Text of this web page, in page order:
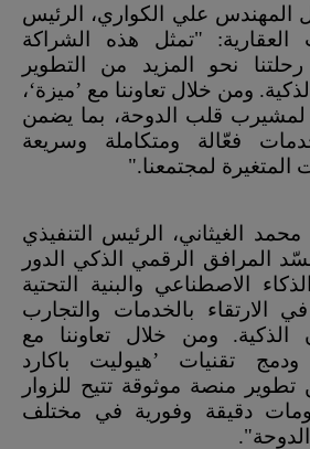
المهندس علي الكواري، الرئيس
العقارية: "تمثل هذه الشراكة
نحو المزيد من التطوير
ومن خلال تعاوننا مع ’ميزة‘،
لمشيرب قلب الدوحة، بما يضمن
فعّالة ومتكاملة وسريعة
المتغيرة لمجتمعنا."
الغيثاني، الرئيس التنفيذي
المرافق الرقمي الذكي الدور
الاصطناعي والبنية التحتية
الارتقاء بالخدمات والتجارب
الذكية. ومن خلال تعاوننا مع
ودمج تقنيات ’هيوليت باكارد
تطوير منصة موثوقة تتيح للزوار
دقيقة وفورية في مختلف